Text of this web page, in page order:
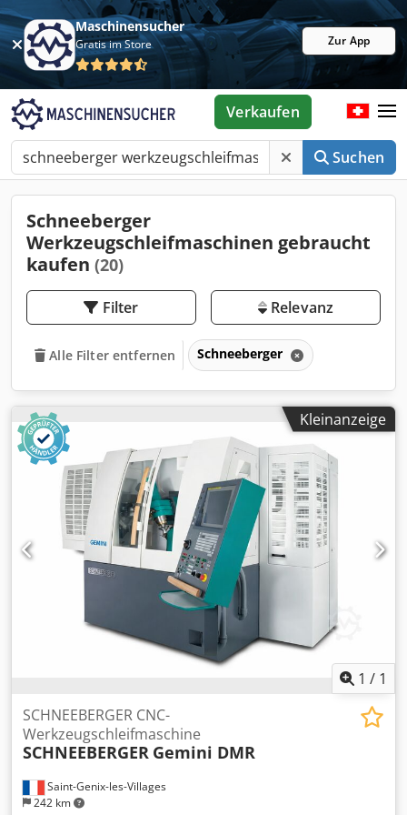
Maschinensucher
Gratis im Store Zur App
Suchen
Verkaufen
Schneeberger
Werkzeugschleifmaschinen gebraucht
kaufen (20)
Filter Relevanz
Alle Filter entfernen Schneeberger
Kleinanzeige
1 / 1
Saint-Genix-les-Villages
242 km
SCHNEEBERGER CNC-
Werkzeugschleifmaschine
SCHNEEBERGER Gemini DMR